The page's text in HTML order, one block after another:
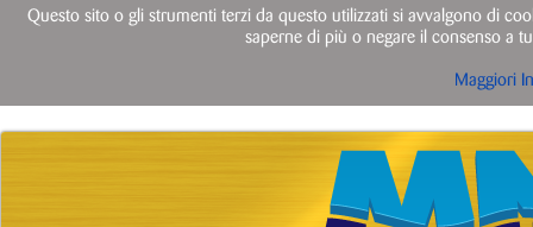
Questo sito o gli strumenti terzi da questo utilizzati si avvalgono di
saperne di più o negare il consenso a
Maggiori